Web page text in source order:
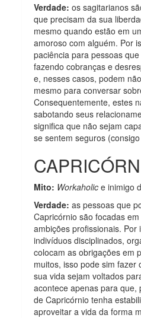
Verdade: os sagitarianos
que precisam da sua
mesmo quando estão em
amoroso com alguém. Por
paciência para pessoas
fazendo cobranças e
e, nesses casos, podem
mesmo para conversar
Consequentemente, estes
sabotando seus
significa que não sejam
se sentem seguros
Mito: Workaholic e inimigo
Verdade: as pessoas que
Capricórnio são focadas
ambições profissionais. Por
indivíduos disciplinados,
colocam as obrigações em
muitos, isso pode sim fazer
sua vida sejam voltados
acontece apenas para que,
de Capricórnio tenha
aproveitar a vida da forma